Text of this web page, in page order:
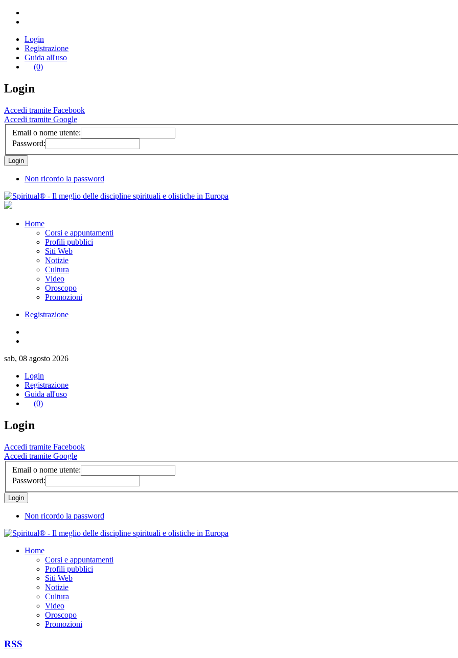
Login
Registrazione
Guida all'uso
(0)
Login
Accedi tramite Facebook
Accedi tramite Google
Email o nome utente:
Password:
Non ricordo la password
Home
Corsi e appuntamenti
Profili pubblici
Siti Web
Notizie
Cultura
Video
Oroscopo
Promozioni
Registrazione
sab, 08 agosto 2026
Login
Registrazione
Guida all'uso
(0)
Login
Accedi tramite Facebook
Accedi tramite Google
Email o nome utente:
Password:
Non ricordo la password
Home
Corsi e appuntamenti
Profili pubblici
Siti Web
Notizie
Cultura
Video
Oroscopo
Promozioni
RSS